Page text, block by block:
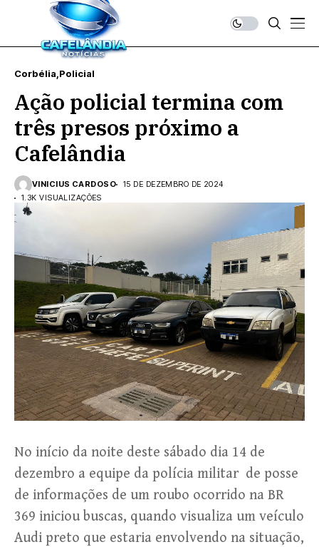
Corbélia Policial
Ação policial termina com
três presos próximo a
Cafelândia
VINICIUS CARDOSO
15 DE DEZEMBRO DE 2024
1.3K VISUALIZAÇÕES
No início da noite deste sábado dia 14 de
dezembro a equipe da polícia militar de posse
de informações de um roubo ocorrido na BR
369 iniciou buscas, quando visualiza um veículo
Audi preto que estaria envolvendo na situação,